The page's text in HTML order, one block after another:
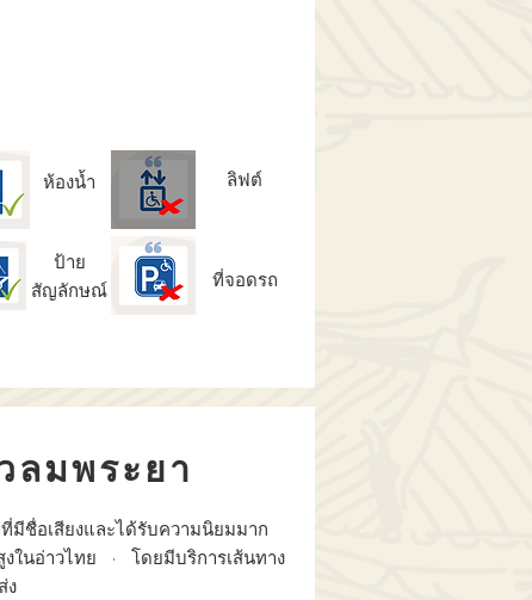
ห้องน้ำ
ป้าย
สัญลักษณ์
ลิฟต์
ที่จอดรถ
ลมพระยา
มีชื่อเสียงและได้รับความนิยมมาก
ในอ่าวไทย · โดยมีบริการเส้นทาง
ง